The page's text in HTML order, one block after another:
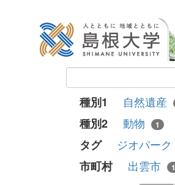
種別1 自然遺産
種別2 動物 1
タグ ジオパーク
市町村
出雲市 1